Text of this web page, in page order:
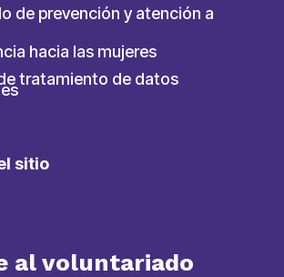
de prevención y atención a
hacia las mujeres
tratamiento de datos
sitio
al voluntariado